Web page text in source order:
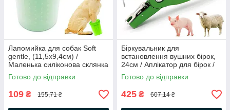
Лапомийка для собак Soft
gentle, (11,5х9,4см) /
Маленька силіконова склянка
для миття лап
Готово до відправки
109 ₴ 155,71 ₴
Біркувальник для
встановлення вушних бірок,
24см / Аплікатор для бірок /
Біркувальник для тварин
Готово до відправки
425 ₴ 607,14 ₴